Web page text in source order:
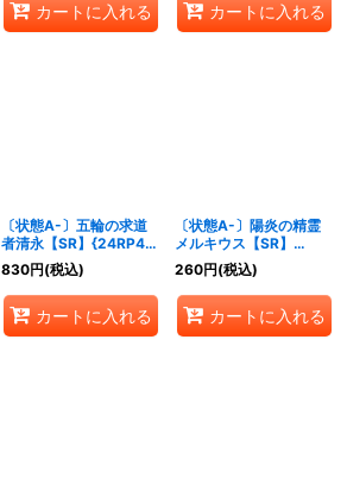
カートに入れる カートに入れる
〔状態A-〕五輪の求道
者清永【SR】{24RP4秘
12/秘24}《多》
830円(税込)
カートに入れる
〔状態A-〕陽炎の精霊
メルキウス【SR】
{24RP4S6/S11}《多》
260円(税込)
カートに入れる